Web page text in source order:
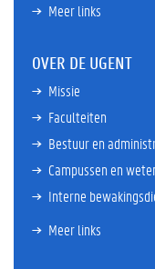
Meer links
OVER DE UGENT
Missie
Faculteiten
Bestuur en
Campussen en
Interne
Meer links